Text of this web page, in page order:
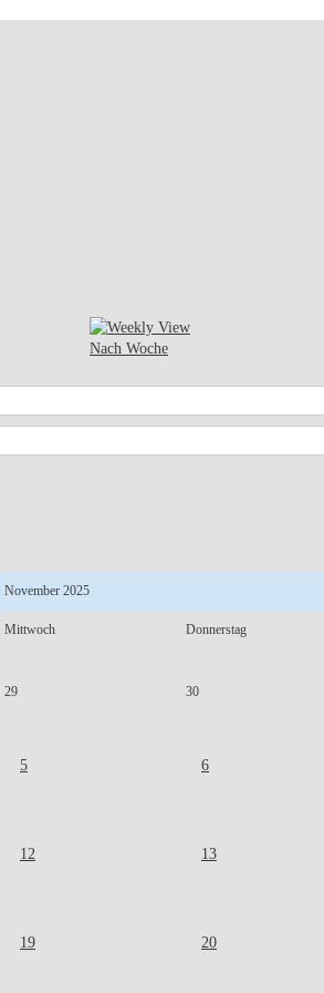
Nach Woche
November 2025
Mittwoch Donnerstag
29 30
5 6
12 13
19 20